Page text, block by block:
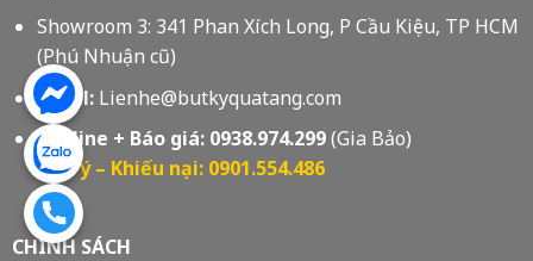
Showroom 3: 341 Phan Xích Long, P Cầu Kiệu, TP HCM
(Phú Nhuận cũ)
Email:Lienhe@butkyquatang.com
Hotline + Báo giá: 0938.974.299(Gia Bảo)
Góp ý – Khiếu nại: 0901.554.486
CHÍNH SÁCH